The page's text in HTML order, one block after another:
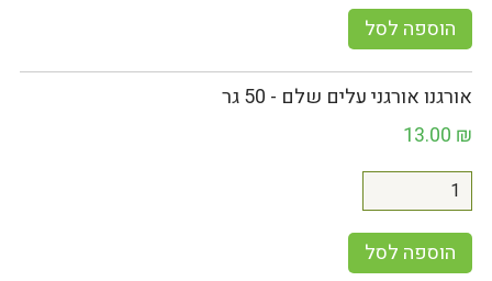
הוספה לסל
אורגנו אורגני עלים שלם - 50 גר
13.00 ₪
הוספה לסל